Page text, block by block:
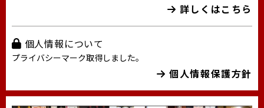
詳しくはこちら
個人情報について
プライバシーマーク取得しました。
個人情報保護方針